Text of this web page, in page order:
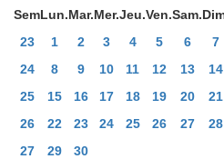
SemLun.Mar.Mer.Jeu.Ven.Sam.
23
1 2 3 4 5 6
7
24
8 9 10 11 12 13
14
25
15 16 17 18 19 20
21
26
22 23 24 25 26 27
28
27
29 30